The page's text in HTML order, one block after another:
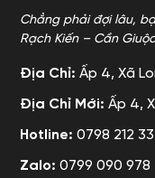
Chẳng phải đợi lâu,
Rạch Kiến – Cần
Địa Chỉ: Ấp 4, Xã
Địa Chỉ Mới: Ấp 4,
Hotline: 0798 212
Zalo: 0799 090 978